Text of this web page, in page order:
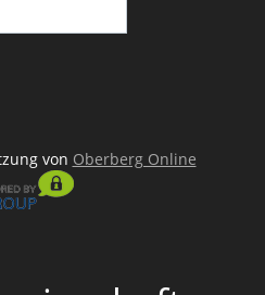
von Oberberg Online